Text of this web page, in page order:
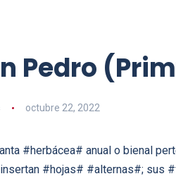
Pedro
octubre 22, 2022
#herbácea# anual o bienal
#hojas# #alternas#; sus